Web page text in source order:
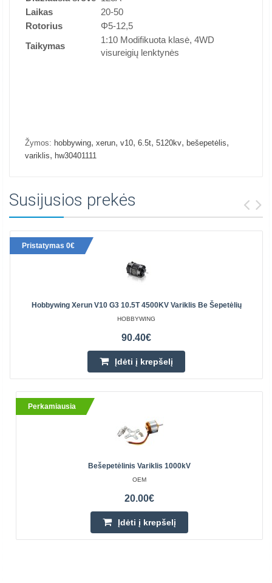
Laikas
20-50
Rotorius
Φ5-12,5
Taikymas
1:10 Modifikuota klasė, 4WD
visureigių lenktynės
Žymos: hobbywing, xerun, v10, 6.5t, 5120kv, bešepetėlis,
variklis, hw30401111
Susijusios prekės
Pristatymas 0€
Hobbywing Xerun V10 G3 10.5T 4500KV Variklis Be Šepetėlių
HOBBYWING
90.40€
Įdėti į krepšelį
Perkamiausia
Bešepetėlinis Variklis 1000kV
OEM
20.00€
Įdėti į krepšelį